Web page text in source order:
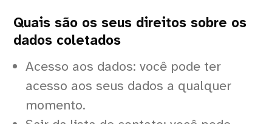
Quais são os seus direitos sobre os
dados coletados
Acesso aos dados: você pode ter
acesso aos seus dados a qualquer
momento.